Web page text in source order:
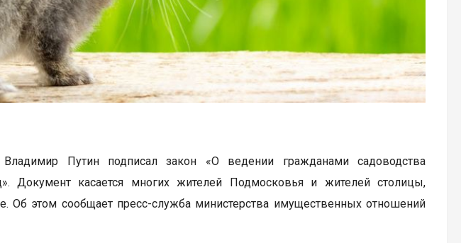
Путин подписал закон «О ведении гражданами садоводства
Документ касается многих жителей Подмосковья и жителей столицы,
этом сообщает пресс-служба министерства имущественных отношений